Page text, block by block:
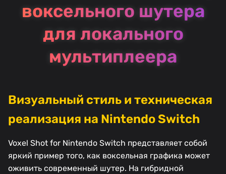
воксельного шутера
для локального
мультиплеера
Визуальный стиль и техническая
реализация на Nintendo Switch
Voxel Shot for Nintendo Switch представляет собой
яркий пример того, как воксельная графика может
оживить современный шутер. На гибридной